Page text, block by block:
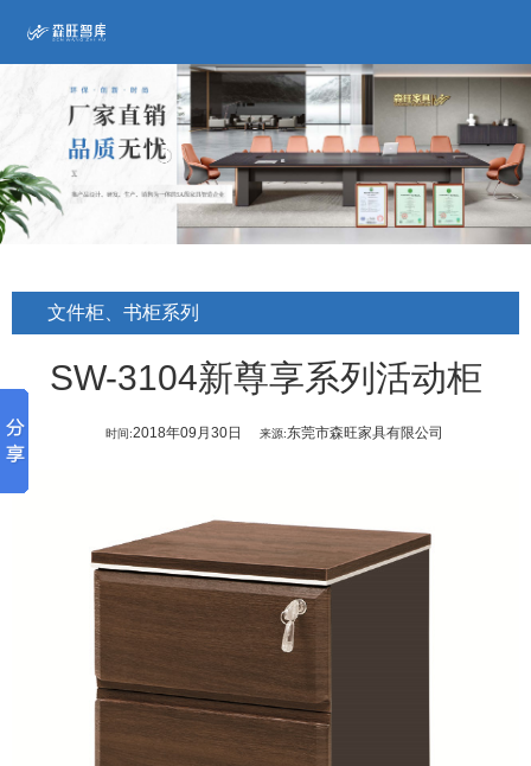
文件柜、书柜系列
SW-3104新尊享系列活动柜
时间:2018年09月30日 来源:东莞市森旺家具有限公司